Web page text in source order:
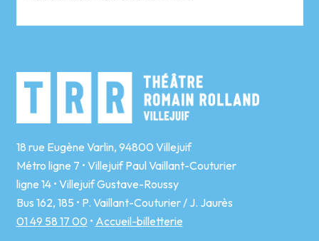
18 rue Eugène Varlin, 94800 Villejuif
Métro ligne 7 • Villejuif Paul Vaillant-Couturier
ligne 14 • Villejuif Gustave-Roussy
Bus 162, 185 • P. Vaillant-Couturier / J. Jaurès
01 49 58 17 00 • Accueil-billetterie